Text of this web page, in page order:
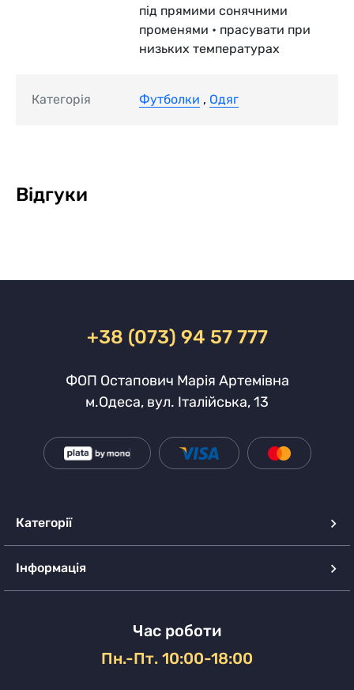
під прямими сонячними
променями • прасувати при
низьких температурах
Категорія Футболки , Одяг
Відгуки
+38 (073) 94 57 777
ФОП Остапович Марія Артемівна
м.Одеса, вул. Італійська, 13
Категорії
Інформація
Час роботи
Пн.-Пт. 10:00-18:00